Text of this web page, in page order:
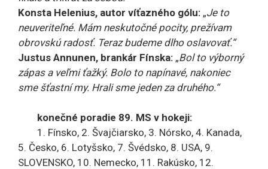
Konsta Helenius, autor víťazného gólu: „Je to
neuveriteľné. Mám neskutočné pocity, prežívam
obrovskú radosť. Teraz budeme dlho oslavovať.“
Justus Annunen, brankár Fínska: „Bol to výborný
zápas a veľmi ťažký. Bolo to napínavé, nakoniec
sme šťastní my. Hrali sme jeden za druhého.“
konečné poradie 89. MS v hokeji:
1. Fínsko, 2. Švajčiarsko, 3. Nórsko, 4. Kanada,
5. Česko, 6. Lotyšsko, 7. Švédsko, 8. USA, 9.
SLOVENSKO, 10. Nemecko, 11. Rakúsko, 12.